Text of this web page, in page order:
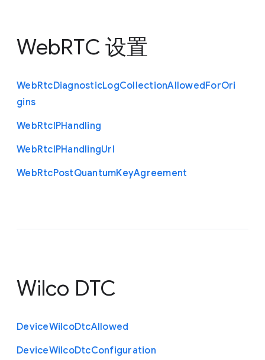
WebRTC 设置
WebRtcDiagnosticLogCollectionAllowedForOri
gins
WebRtcIPHandling
WebRtcIPHandlingUrl
WebRtcPostQuantumKeyAgreement
Wilco DTC
DeviceWilcoDtcAllowed
DeviceWilcoDtcConfiguration